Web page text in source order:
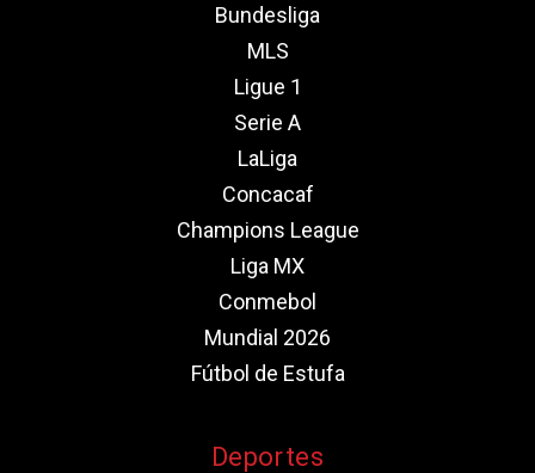
Bundesliga
MLS
Ligue 1
Serie A
LaLiga
Concacaf
Champions League
Liga MX
Conmebol
Mundial 2026
Fútbol de Estufa
Deportes